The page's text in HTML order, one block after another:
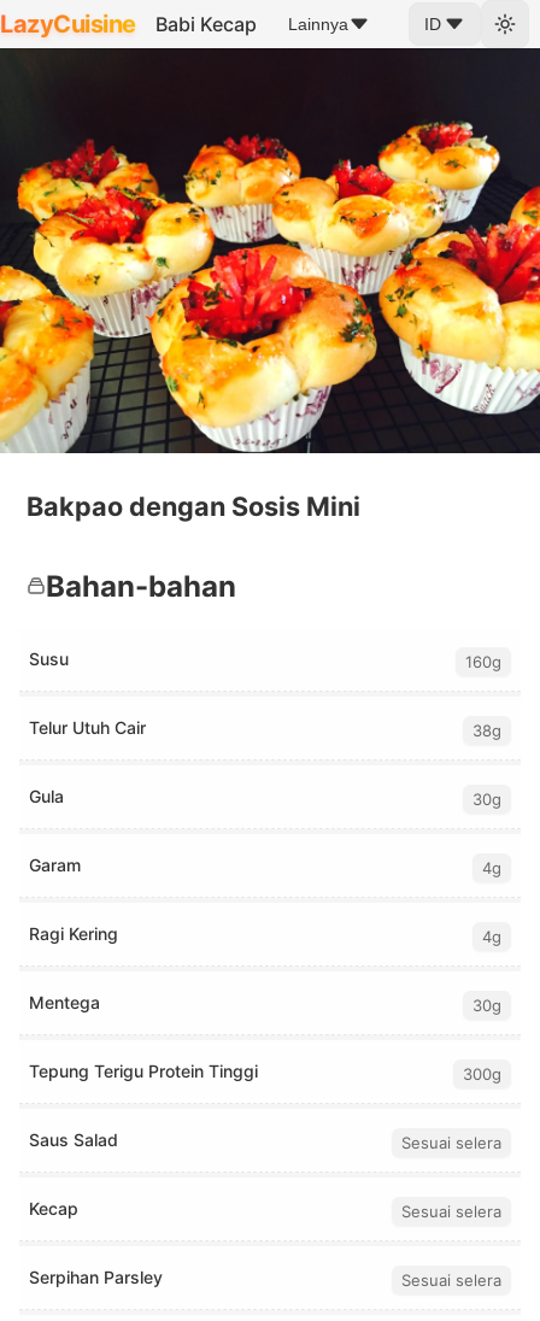
LazyCuisine Babi Kecap Lainnya ID
Bakpao dengan Sosis Mini
Bahan-bahan
Susu 160g
Telur Utuh Cair 38g
Gula 30g
Garam 4g
Ragi Kering 4g
Mentega 30g
Tepung Terigu Protein Tinggi 300g
Saus Salad Sesuai selera
Kecap Sesuai selera
Serpihan Parsley Sesuai selera